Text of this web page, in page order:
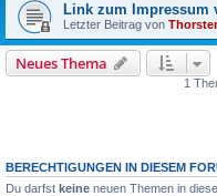
Link zum Impressum
Letzter Beitrag von
Neues Thema
1
BERECHTIGUNGEN IN DIESEM
Du darfst keine neuen Themen in